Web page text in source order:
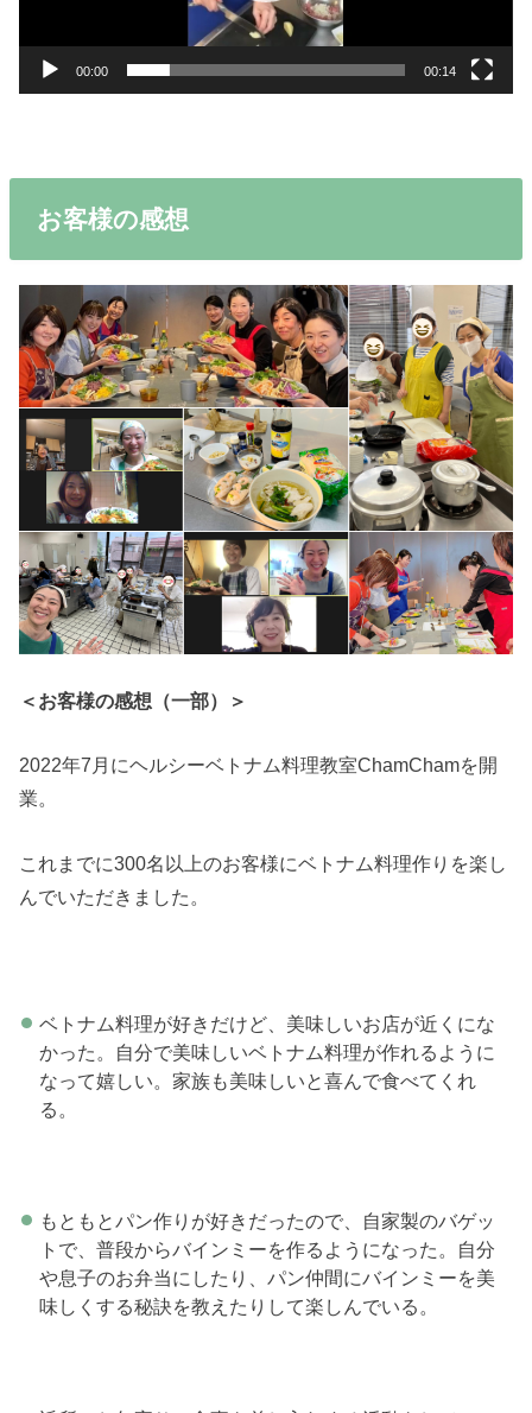
00:00 00:14
お客様の感想
＜お客様の感想（一部）＞
2022年7月にヘルシーベトナム料理教室ChamChamを開
業。
これまでに300名以上のお客様にベトナム料理作りを楽し
んでいただきました。
ベトナム料理が好きだけど、美味しいお店が近くにな
かった。自分で美味しいベトナム料理が作れるように
なって嬉しい。家族も美味しいと喜んで食べてくれ
る。
もともとパン作りが好きだったので、自家製のバゲッ
トで、普段からバインミーを作るようになった。自分
や息子のお弁当にしたり、パン仲間にバインミーを美
味しくする秘訣を教えたりして楽しんでいる。